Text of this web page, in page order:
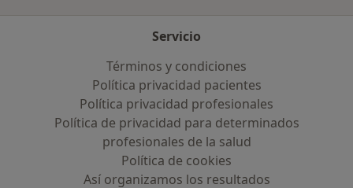
Servicio
Términos y condiciones
Política privacidad pacientes
Política privacidad profesionales
Política de privacidad para determinados
profesionales de la salud
Política de cookies
Así organizamos los resultados